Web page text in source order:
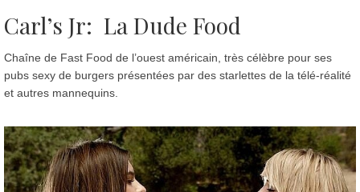
Carl’s Jr: La Dude Food
Chaîne de Fast Food de l’ouest américain, très célèbre pour ses
pubs sexy de burgers présentées par des starlettes de la télé-réalité
et autres mannequins.